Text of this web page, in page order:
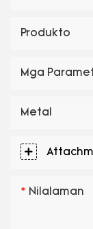
Produkto
Mga
Metal
Nilalaman